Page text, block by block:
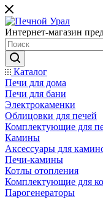
Интернет-магазин
Каталог
Печи для дома
Печи для бани
Электрокаменки
Облицовки для печей
Комплектующие для
Камины
Аксессуары для
Печи-камины
Котлы отопления
Комплектующие для
Парогенераторы